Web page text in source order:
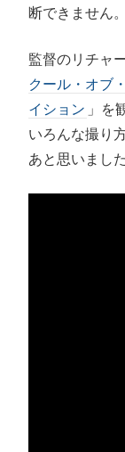
断できません。
監督のリチャ
クール・オブ
イション 」を
いろんな撮り
あと思いました